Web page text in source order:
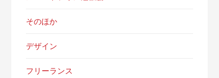
そのほか
デザイン
フリーランス